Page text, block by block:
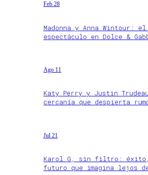
Feb 28
Madonna y Anna Wintour:
espectáculo en Dolce &
Ago 11
Katy Perry y Justin
cercanía que despierta
Jul 21
Karol G, sin filtro:
futuro que imagina lejos